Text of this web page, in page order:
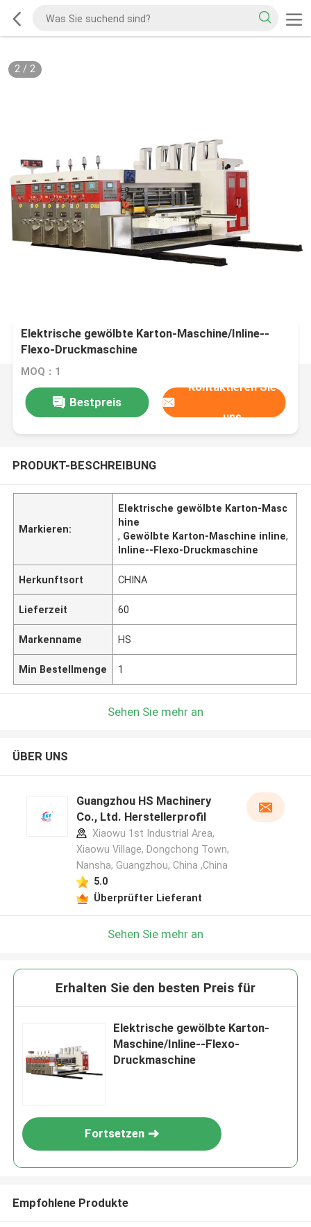
2/ 2
Elektrische gewölbte Karton-Maschine/Inline--
Flexo-Druckmaschine
MOQ：1
Bestpreis
Kontaktieren Sie
uns
PRODUKT-BESCHREIBUNG
Markieren:
Elektrische gewölbte Karton-Masc
hine
, Gewölbte Karton-Maschine inline,
Inline--Flexo-Druckmaschine
Herkunftsort CHINA
Lieferzeit 60
Markenname HS
Min Bestellmenge 1
Sehen Sie mehr an
ÜBER UNS
Guangzhou HS Machinery
Co., Ltd. Herstellerprofil
Xiaowu 1st Industrial Area,
Xiaowu Village, Dongchong Town,
Nansha, Guangzhou, China ,China
5.0
Überprüfter Lieferant
Sehen Sie mehr an
Erhalten Sie den besten Preis für
Elektrische gewölbte Karton-
Maschine/Inline--Flexo-
Druckmaschine
Fortsetzen
Empfohlene Produkte